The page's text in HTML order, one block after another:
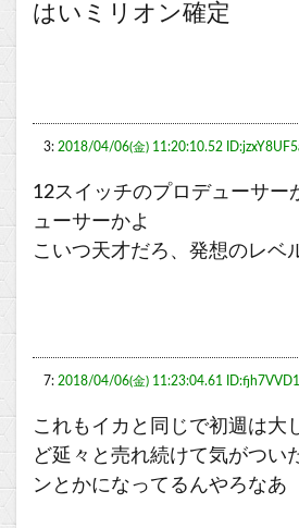
はいミリオン確定
3: 2018/04/06(金) 11:20:10.52
12スイッチのプロデューサー
ューサーかよ
こいつ天才だろ、発想のレベ
7: 2018/04/06(金) 11:23:04.61
これもイカと同じで初週は大
ど延々と売れ続けて気がつい
ンとかになってるんやろなあ